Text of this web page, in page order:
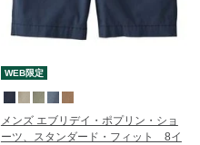
WEB限定
メンズ エブリデイ・ポプリン・ショ
ーツ、スタンダード・フィット 8イ